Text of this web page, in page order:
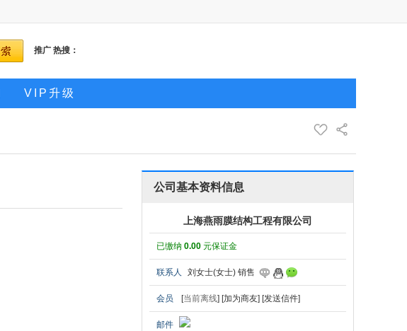
推广 热搜：
VIP升级
公司基本资料信息
上海燕雨膜结构工程有限公司
已缴纳 0.00 元保证金
联系人 刘女士(女士) 销售
会员 [当前离线] [加为商友] [发送信件]
邮件